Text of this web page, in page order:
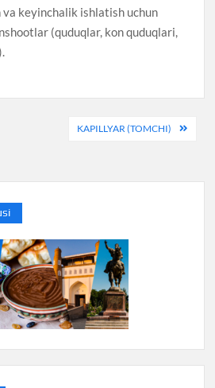
va keyinchalik ishlatish uchun
(quduqlar, kon quduqlari,
KAPILLYAR (TOMCHI)